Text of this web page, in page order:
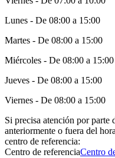
Lunes - De 08:00 a 15:00
Martes - De 08:00 a 15:00
Miércoles - De 08:00 a 15:00
Jueves - De 08:00 a 15:00
Viernes - De 08:00 a 15:00
Si precisa atención por parte
anteriormente o fuera del
centro de referencia:
Centro de referenciaCentro